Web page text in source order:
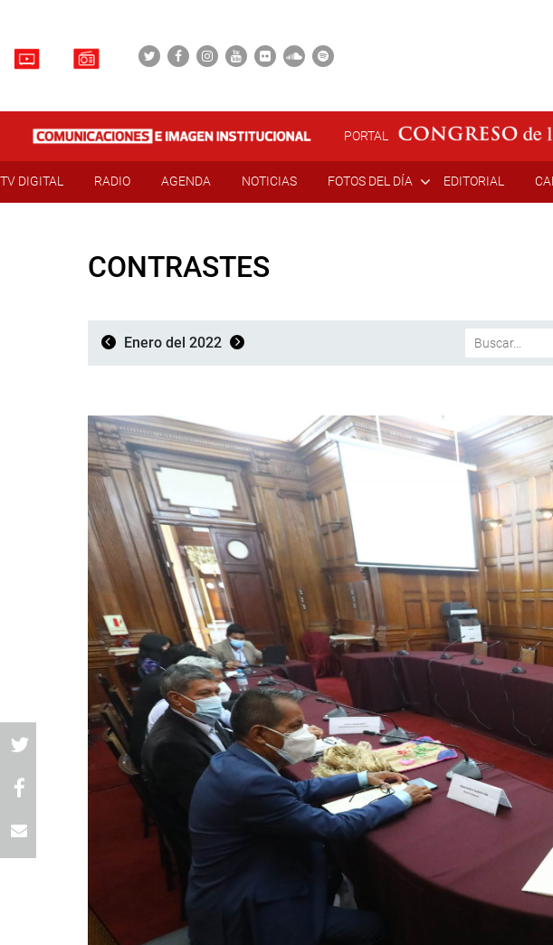
PORTAL
TV DIGITAL RADIO AGENDA NOTICIAS FOTOS DEL DÍA EDITORIAL
CONTRASTES
Enero del 2022